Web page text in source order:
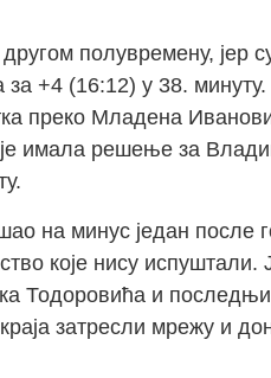
полувремену, јер
+4 (16:12) у 38.
преко Младена
имала решење за
на минус један после
које нису
Тодоровића и
затресли мрежу и